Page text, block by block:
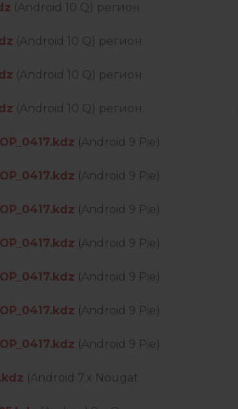
(Android 10 Q) регион
(Android 10 Q) регион
(Android 10 Q) регион
(Android 10 Q) регион
(Android 9 Pie)
(Android 9 Pie)
(Android 9 Pie)
(Android 9 Pie)
(Android 9 Pie)
(Android 9 Pie)
(Android 9 Pie)
(Android 7.x Nougat